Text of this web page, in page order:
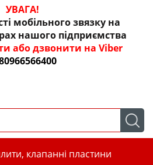
УВАГА!
мобільного звязку на
нашого підприємства
або дзвонити на Viber
клапанні пластини